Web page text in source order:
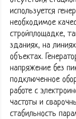
используется
необходимое
стройплощадке,
зданиях, на
объектах.
напряжение без
подключенное
работе с
частоты и
стабильность